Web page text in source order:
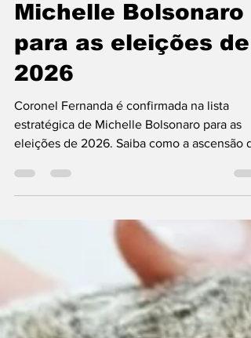
Coronel Fernanda
integra lista de
Michelle Bolsonaro
para as eleições de
2026
eleições de 2026. Saiba como a ascensão
deputada de Mato Grosso e sua atuação na
Câmara Federal garantiram apoio direto da